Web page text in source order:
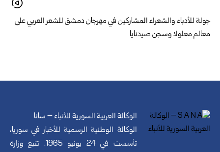
جولة للأدباء والشعراء المشاركين في مهرجان دمشق للشعر العربي على
معالم معلولا وسجن صيدنايا
الوكالة العربية السورية للأنباء – سانا
الوكالة الوطنية الرسمية للأخبار في سوريا،
تأسست في 24 يونيو 1965. تتبع وزارة